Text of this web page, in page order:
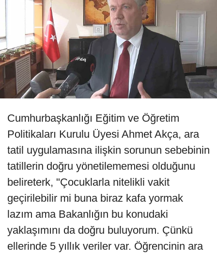
Cumhurbaşkanlığı Eğitim ve Öğretim
Politikaları Kurulu Üyesi Ahmet Akça, ara
tatil uygulamasına ilişkin sorunun sebebinin
tatillerin doğru yönetilememesi olduğunu
belireterk, "Çocuklarla nitelikli vakit
geçirilebilir mi buna biraz kafa yormak
lazım ama Bakanlığın bu konudaki
yaklaşımını da doğru buluyorum. Çünkü
ellerinde 5 yıllık veriler var. Öğrencinin ara